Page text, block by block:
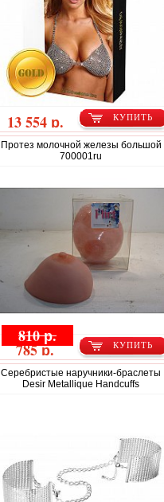
КУПИТЬ
13 554 р.
Протез молочной железы большой
700001ru
КУПИТЬ
810 р.
785 р.
Серебристые наручники-браслеты
Desir Metallique Handcuffs